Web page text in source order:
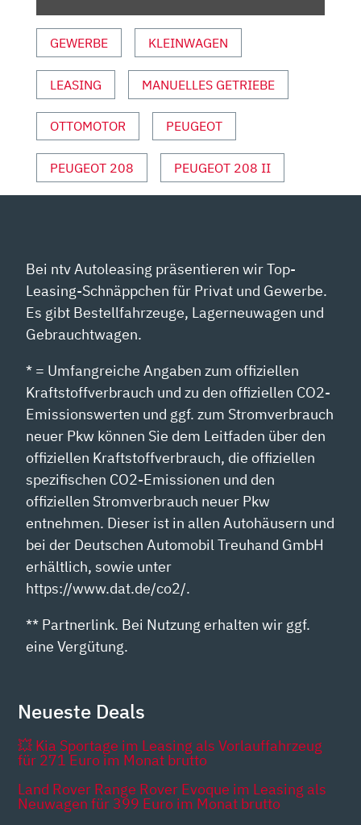
|
REVIEW
|
PREIS
2024“
VON
YOUTUBE
ANZEIGEN
GEWERBE KLEINWAGEN
LEASING MANUELLES GETRIEBE
OTTOMOTOR PEUGEOT
PEUGEOT 208 PEUGEOT 208 II
Bei ntv Autoleasing präsentieren wir Top-
Leasing-Schnäppchen für Privat und Gewerbe.
Es gibt Bestellfahrzeuge, Lagerneuwagen und
Gebrauchtwagen.
* = Umfangreiche Angaben zum offiziellen
Kraftstoffverbrauch und zu den offiziellen CO2-
Emissionswerten und ggf. zum Stromverbrauch
neuer Pkw können Sie dem Leitfaden über den
offiziellen Kraftstoffverbrauch, die offiziellen
spezifischen CO2-Emissionen und den
offiziellen Stromverbrauch neuer Pkw
entnehmen. Dieser ist in allen Autohäusern und
bei der Deutschen Automobil Treuhand GmbH
erhältlich, sowie unter
https://www.dat.de/co2/.
** Partnerlink. Bei Nutzung erhalten wir ggf.
eine Vergütung.
Neueste Deals
💥 Kia Sportage im Leasing als Vorlauffahrzeug
für 271 Euro im Monat brutto
Land Rover Range Rover Evoque im Leasing als
Neuwagen für 399 Euro im Monat brutto